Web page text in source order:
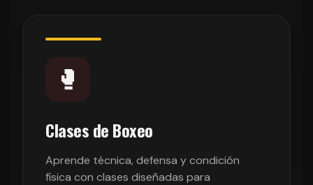
🥊
Clases de Boxeo
Aprende técnica, defensa y condición
física con clases diseñadas para